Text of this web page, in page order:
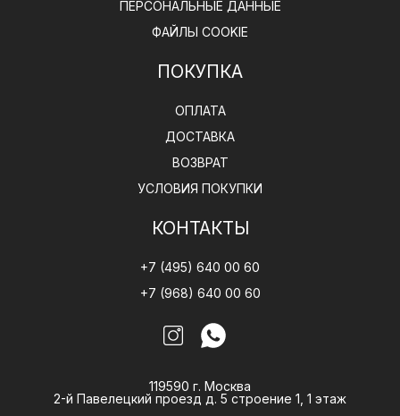
ПЕРСОНАЛЬНЫЕ ДАННЫЕ
ФАЙЛЫ COOKIE
ПОКУПКА
ОПЛАТА
ДОСТАВКА
ВОЗВРАТ
УСЛОВИЯ ПОКУПКИ
КОНТАКТЫ
+7 (495) 640 00 60
+7 (968) 640 00 60
119590 г. Москва
2-й Павелецкий проезд д. 5 строение 1, 1 этаж